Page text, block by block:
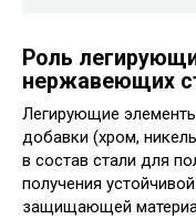
Роль
нержавеющих
Легирующие
добавки (хром,
в состав стали для
получения
защищающей